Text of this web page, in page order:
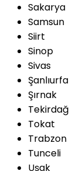
Sakarya
Samsun
Siirt
Sinop
Sivas
Şanlıurfa
Şırnak
Tekirdağ
Tokat
Trabzon
Tunceli
Uşak